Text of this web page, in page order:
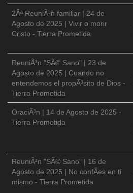
2Âª ReuniÃ³n familiar | 24 de
Agosto de 2025 | Vivir o morir
Cristo - Tierra Prometida
ReuniÃ³n "SÃ© Sano" | 23 de
Agosto de 2025 | Cuando no
entendemos el propÃ³sito de Dios -
Tierra Prometida
OraciÃ³n | 14 de Agosto de 2025 -
Tierra Prometida
ReuniÃ³n "SÃ© Sano" | 16 de
Agosto de 2025 | No confÃ­es en ti
mismo - Tierra Prometida